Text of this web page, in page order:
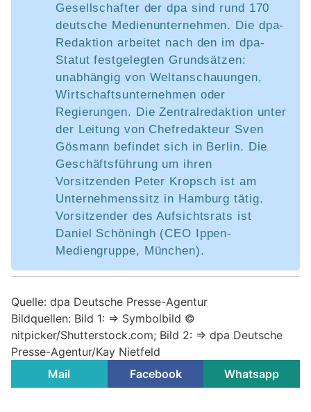
Gesellschafter der dpa sind rund 170
deutsche Medienunternehmen. Die dpa-
Redaktion arbeitet nach den im dpa-
Statut festgelegten Grundsätzen:
unabhängig von Weltanschauungen,
Wirtschaftsunternehmen oder
Regierungen. Die Zentralredaktion unter
der Leitung von Chefredakteur Sven
Gösmann befindet sich in Berlin. Die
Geschäftsführung um ihren
Vorsitzenden Peter Kropsch ist am
Unternehmenssitz in Hamburg tätig.
Vorsitzender des Aufsichtsrats ist
Daniel Schöningh (CEO Ippen-
Mediengruppe, München).
Quelle: dpa Deutsche Presse-Agentur
Bildquellen: Bild 1: => Symbolbild ©
nitpicker/Shutterstock.com; Bild 2: => dpa Deutsche
Presse-Agentur/Kay Nietfeld
Mail
Facebook Whatsapp